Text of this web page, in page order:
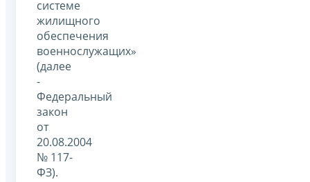
системе
жилищного
обеспечения
военнослужащих»
(далее
-
Федеральный
закон
от
20.08.2004
№ 117-
ФЗ).